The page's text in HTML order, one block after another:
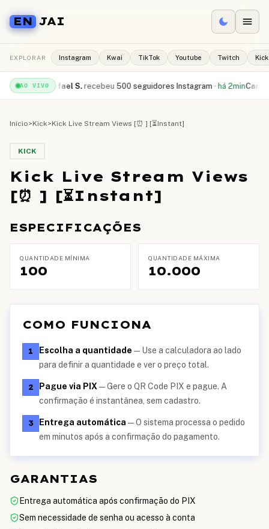
EN JAI
EXPLORAR Instagram Kwai TikTok Youtube Twitch Kick
AO VIVO
há 1minRafael S. recebeu 500 seguidores Instagram ·há 2minCamila R.
Início>Kick>Kick Live Stream Views [⏰ ] [⏳Instant]
KICK
Kick Live Stream Views
[⏰ ] [⏳Instant]
ESPECIFICAÇÕES
QUANTIDADE MÍNIMA
100
QUANTIDADE MÁXIMA
10.000
COMO FUNCIONA
1 Escolha a quantidade — Use a calculadora ao lado
para definir a quantidade e ver o preço total.
2 Pague via PIX —Gere o QR Code PIX e pague. A
confirmação é instantânea, sem cadastro.
3 Entrega automática —O sistema processa o pedido
em minutos após a confirmação do pagamento.
GARANTIAS
Entrega automática após confirmação do PIX
Sem necessidade de senha ou acesso à conta